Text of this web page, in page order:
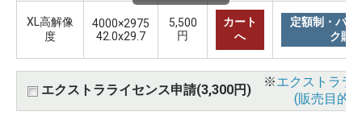
XL高解像
度
4000×2975
42.0x29.7
5,500
円
カート
へ
定額制・バリ
ク購
エクストラライセンス申請(3,300円)
※エクストララ
(販売目的